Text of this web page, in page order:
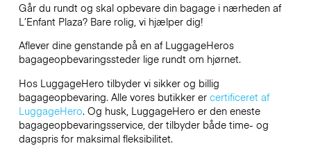
Går du rundt og skal opbevare din bagage i nærheden af
L’Enfant Plaza? Bare rolig, vi hjælper dig!
Aflever dine genstande på en af LuggageHeros
bagageopbevaringssteder lige rundt om hjørnet.
Hos LuggageHero tilbyder vi sikker og billig
bagageopbevaring. Alle vores butikker er certificeret af
LuggageHero. Og husk, LuggageHero er den eneste
bagageopbevaringsservice, der tilbyder både time- og
dagspris for maksimal fleksibilitet.